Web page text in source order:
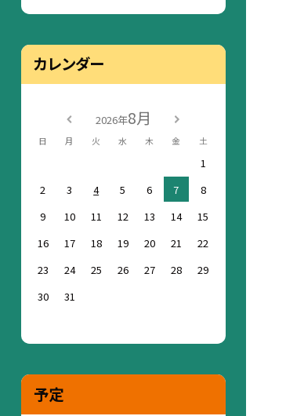
カレンダー
2026年8月
日 月 火 水 木 金 土
1
2
3 4 5 6 7
8
9
10 11 12 13 14
15
16
17 18 19 20 21
22
23
24 25 26 27 28
29
30
31
予定